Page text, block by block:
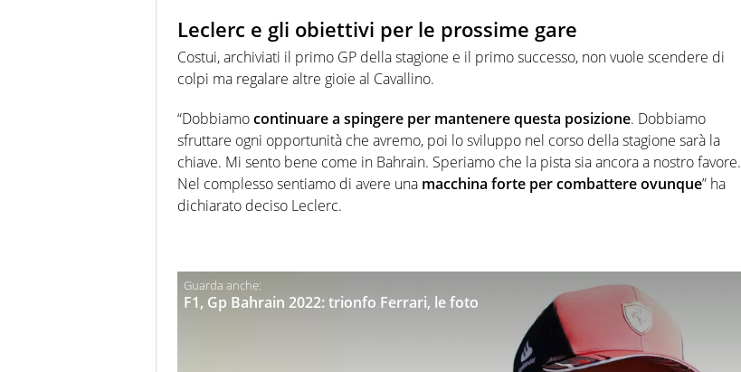
Leclerc e gli obiettivi per le prossime gare
Costui, archiviati il primo GP della stagione e il primo successo, non vuole scendere di
colpi ma regalare altre gioie al Cavallino.
“Dobbiamocontinuare a spingere per mantenere questa posizione. Dobbiamo
sfruttare ogni opportunità che avremo, poi lo sviluppo nel corso della stagione sarà la
chiave. Mi sento bene come in Bahrain. Speriamo che la pista sia ancora a nostro favore.
Nel complesso sentiamo di avere una macchina forte per combattere ovunque” ha
dichiarato deciso Leclerc.
F1, Gp Bahrain 2022: trionfo Ferrari, le foto